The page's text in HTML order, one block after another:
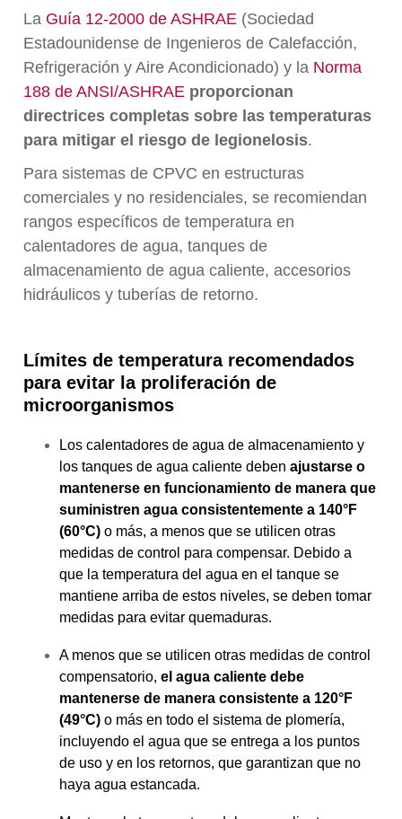
La Guía 12-2000 de ASHRAE(Sociedad
Estadounidense de Ingenieros de Calefacción,
Refrigeración y Aire Acondicionado) y la Norma
188 de ANSI/ASHRAE proporcionan
directrices completas sobre las temperaturas
para mitigar el riesgo de legionelosis.
Para sistemas de CPVC en estructuras
comerciales y no residenciales, se recomiendan
rangos específicos de temperatura en
calentadores de agua, tanques de
almacenamiento de agua caliente, accesorios
hidráulicos y tuberías de retorno.
Límites de temperatura recomendados
para evitar la proliferación de
microorganismos
Los calentadores de agua de almacenamiento y
los tanques de agua caliente deben ajustarse o
mantenerse en funcionamiento de manera que
suministren agua consistentemente a 140°F
(60°C)o más, a menos que se utilicen otras
medidas de control para compensar. Debido a
que la temperatura del agua en el tanque se
mantiene arriba de estos niveles, se deben tomar
medidas para evitar quemaduras.
A menos que se utilicen otras medidas de control
compensatorio, el agua caliente debe
mantenerse de manera consistente a 120°F
(49°C)o más en todo el sistema de plomería,
incluyendo el agua que se entrega a los puntos
de uso y en los retornos, que garantizan que no
haya agua estancada.